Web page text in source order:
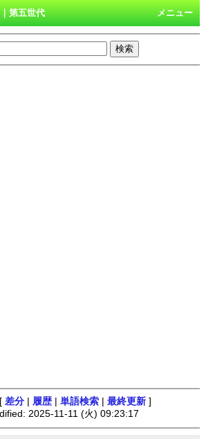
メニュー
第五世代
差分 履歴 単語検索 最終更新 ]
2025-11-11 (火) 09:23:17